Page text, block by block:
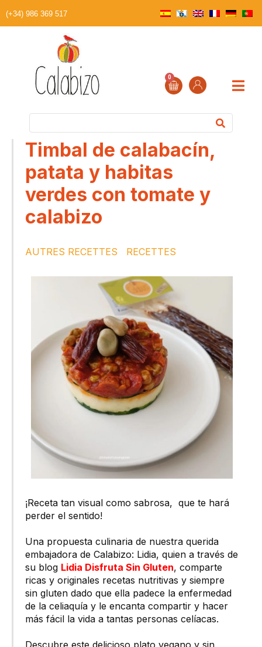
(+34) 986 369 517
0
Timbal de calabacín,
patata y habitas
verdes con tomate y
calabizo
AUTRES RECETTES RECETTES
¡Receta tan visual como sabrosa, que te hará
perder el sentido!
Una propuesta culinaria de nuestra querida
embajadora de Calabizo: Lidia, quien a través de
su blog Lidia Disfruta Sin Gluten, comparte
ricas y originales recetas nutritivas y siempre
sin gluten dado que ella padece la enfermedad
de la celiaquía y le encanta compartir y hacer
más fácil la vida a tantas personas celíacas.